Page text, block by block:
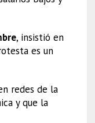
, insistió en
es un
redes de la
y que la